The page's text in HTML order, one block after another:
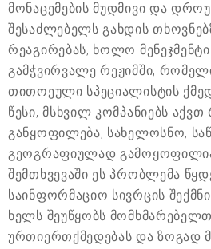
მონაცემების მუდმივი და
შესაძლებელს გახდის
რეაგირებას, ხოლო
გამჭვირვალე რეჟიმში,
თითოეული სპეციალისტის
წესი, მსხვილ კომპანიებს აქვთ
განყოფილება, სახელოსნო,
გეოგრაფიულად
შემთხვევაში ეს პრობლემა
საინფორმაციო სივრცის
ხელს შეუწყობს
ურთიერთქმედებას და ზოგად